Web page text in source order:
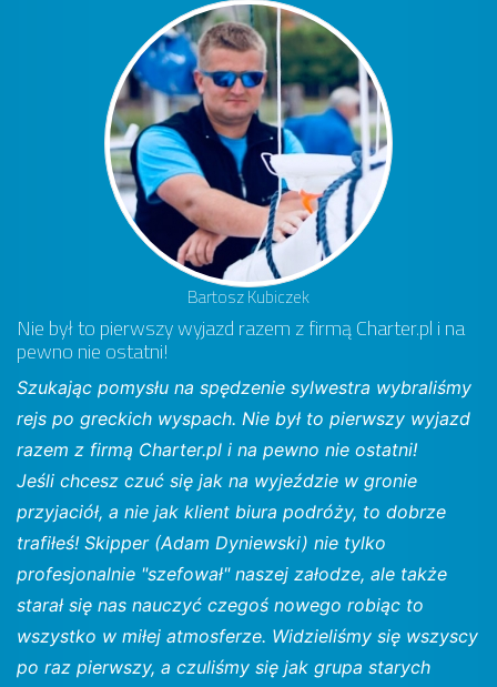
Bartosz Kubiczek
Nie był to pierwszy wyjazd razem z firmą Charter.pl i na
pewno nie ostatni!
Szukając pomysłu na spędzenie sylwestra wybraliśmy
rejs po greckich wyspach. Nie był to pierwszy wyjazd
razem z firmą Charter.pl i na pewno nie ostatni!
Jeśli chcesz czuć się jak na wyjeździe w gronie
przyjaciół, a nie jak klient biura podróży, to dobrze
trafiłeś! Skipper (Adam Dyniewski) nie tylko
profesjonalnie "szefował" naszej załodze, ale także
starał się nas nauczyć czegoś nowego robiąc to
wszystko w miłej atmosferze. Widzieliśmy się wszyscy
po raz pierwszy, a czuliśmy się jak grupa starych